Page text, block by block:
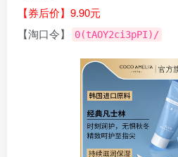
【券后价】9.90元
【淘口令】
0(tAOY2ci3pPI)/